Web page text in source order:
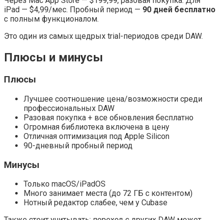
iPad — $4,99/мес. Пробный период — 90 дней бесплатно
с полным функционалом.
Это один из самых щедрых trial-периодов среди DAW.
Плюсы и минусы
Плюсы
Лучшее соотношение цена/возможности среди
профессиональных DAW
Разовая покупка + все обновления бесплатно
Огромная библиотека включена в цену
Отличная оптимизация под Apple Silicon
90-дневный пробный период
Минусы
Только macOS/iPadOS
Много занимает места (до 72 ГБ с контентом)
Нотный редактор слабее, чем у Cubase